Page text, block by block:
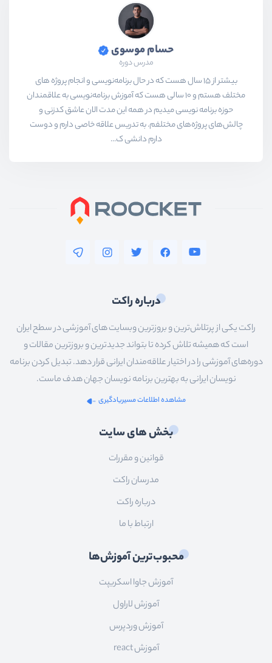
حسام موسوی
مدرس دوره
بیشتر از ۱۵ سال هست که در حال برنامه‌نویسی و انجام پروژه های
مختلف هستم و ۱۰ سالی هست که آموزش برنامه‌نویسی به علاقمندان
حوزه برنامه نویسی میدیم در همه این مدت الان عاشق کدزنی و
چالش‌های پروژه‌های مختلفم. به تدریس علاقه خاصی دارم و دوست
دارم دانشی ک...
درباره راکت
راکت یکی از پرتلاش‌ترین و بروزترین وبسایت های آموزشی در سطح ایران
است که همیشه تلاش کرده تا بتواند جدیدترین و بروزترین مقالات و
دوره‌های آموزشی را در اختیار علاقه‌مندان ایرانی قرار دهد. تبدیل کردن برنامه
نویسان ایرانی به بهترین برنامه نویسان جهان هدف ماست.
مشاهده اطلاعات مسیریادگیری
بخش های سایت
قوانین و مقررات
مدرسان راکت
درباره راکت
ارتباط با ما
محبوب‌ترین آموزش‌ها
آموزش جاوا اسکریپت
آموزش لاراول
آموزش وردپرس
آموزش react